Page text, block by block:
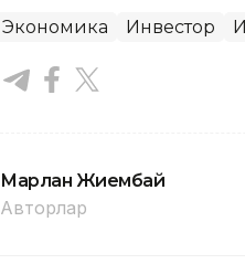
Экономика Инвестор
Марлан Жиембай
Авторлар